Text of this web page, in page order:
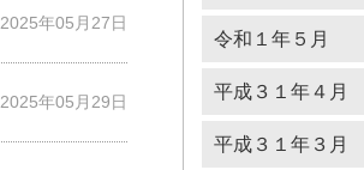
2025年05月27日
2025年05月29日
令和１年５月
平成３１年４月
平成３１年３月